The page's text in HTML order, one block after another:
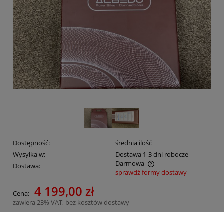
Dostępność:
średnia ilość
Wysyłka w:
Dostawa 1-3 dni robocze
Dostawa:
Darmowa
Cena nie zawiera ewentualnych kosztów płatności
sprawdź formy dostawy
Cena: 4 199,00 zł
zawiera 23% VAT, bez kosztów dostawy